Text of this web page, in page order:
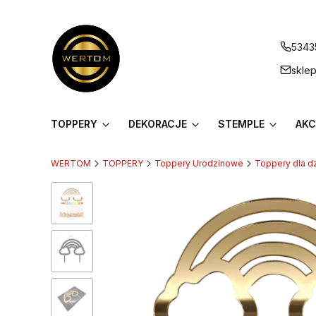
TOPPERY DEKORACJE STEMPLE
WERTOM TOPPERY Toppery Urodzinowe Toppery dla